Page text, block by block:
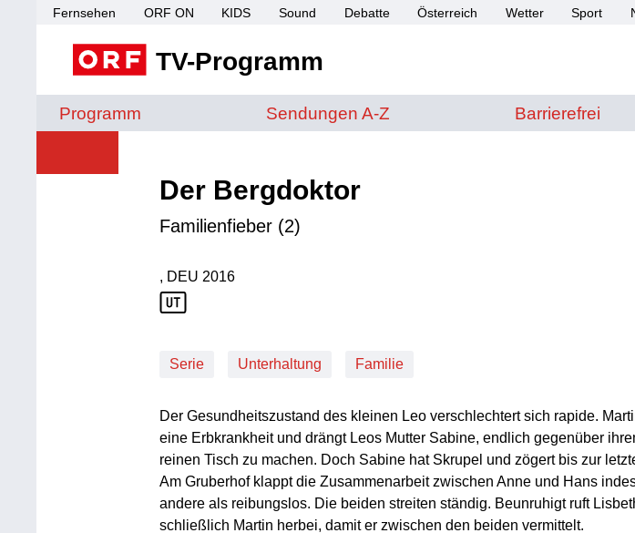
Fernsehen ORF ON KIDS Sound Debatte Österreich Wetter Sport
TV-Programm
Programm Sendungen von A bis Z
Sendungen A-Z Barrierefrei
Barrierefrei
Der Bergdoktor
Familienfieber (2)
Produktionsland: DEU
, DEU
Produktionsjahr: 2016
2016
Serie Unterhaltung Familie
Der Gesundheitszustand des kleinen Leo verschlechtert sich rapide.
eine Erbkrankheit und drängt Leos Mutter Sabine, endlich gegenüber
reinen Tisch zu machen. Doch Sabine hat Skrupel und zögert bis zur
Am Gruberhof klappt die Zusammenarbeit zwischen Anne und Hans
andere als reibungslos. Die beiden streiten ständig. Beunruhigt ruft
schließlich Martin herbei, damit er zwischen den beiden vermittelt.